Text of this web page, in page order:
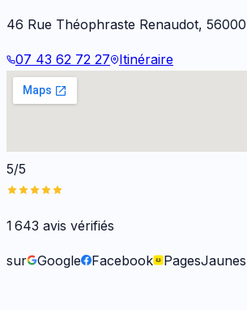
46 Rue Théophraste Renaudot, 56000
07 43 62 72 27 Itinéraire
5/5
1 643 avis vérifiés
sur Google Facebook PagesJaunes